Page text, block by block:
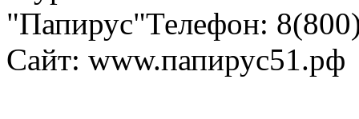
"Папирус"Телефон:
Сайт: www.папирус51.рф